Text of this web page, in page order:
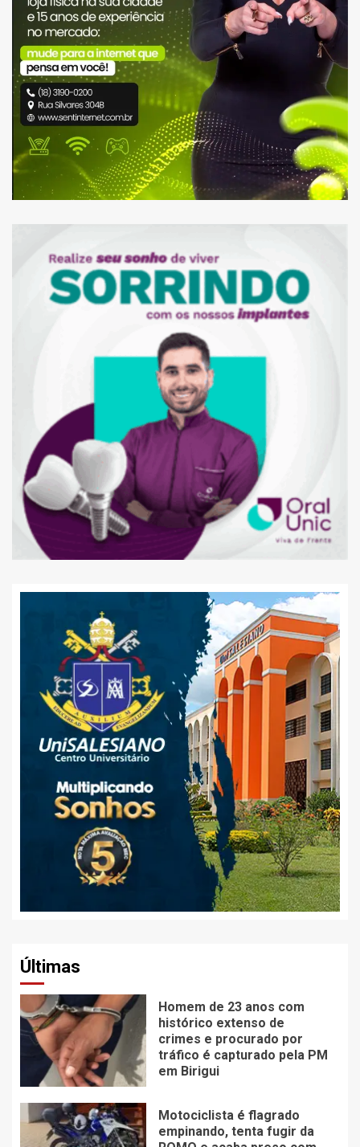
Últimas
Homem de 23 anos com
histórico extenso de
crimes e procurado por
tráfico é capturado pela PM
em Birigui
Motociclista é flagrado
empinando, tenta fugir da